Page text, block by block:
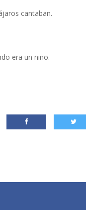
cantaban.
era un niño.